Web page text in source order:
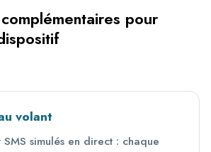
pour
volant
simulés en direct : chaque